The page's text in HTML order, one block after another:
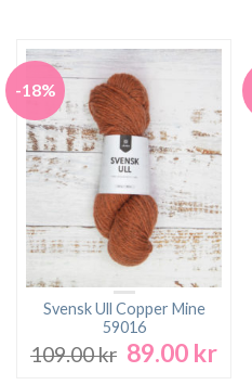
-18%
Svensk Ull Copper Mine
59016
109.00kr Det
89.00 krDet